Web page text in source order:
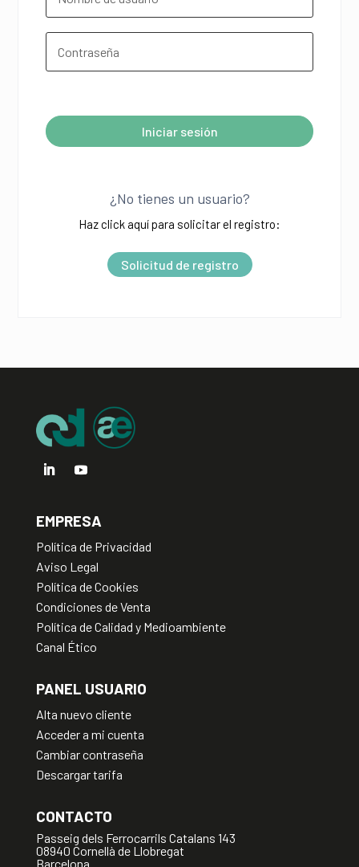
Iniciar sesión
:
¿No tienes un usuario?
Haz click aquí para solicitar el registro:
Solicitud de registro
EMPRESA
Política de Privacidad
Aviso Legal
Política de Cookies
Condiciones de Venta
Política de Calidad y Medioambiente
Canal Ético
PANEL USUARIO
Alta nuevo cliente
Acceder a mi cuenta
Cambiar contraseña
Descargar tarifa
CONTACTO
Passeig dels Ferrocarrils Catalans 143
08940 Cornellà de Llobregat
Barcelona